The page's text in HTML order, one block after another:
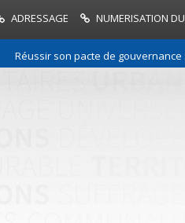
ADRESSAGE NUMERISATION
Réussir son pacte de gouvernance :